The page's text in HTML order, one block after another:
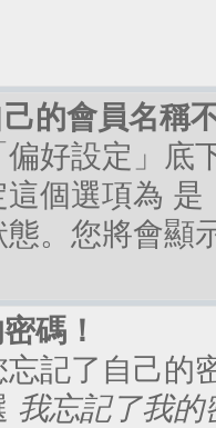
的會員名稱
偏好設定」底
個選項為 是
。您將會顯
碼！
記了自己的
我忘記了我的